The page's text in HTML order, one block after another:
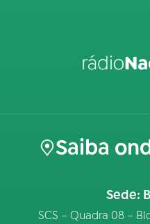
Saiba
Sede:
SCS – Quadra 08 –